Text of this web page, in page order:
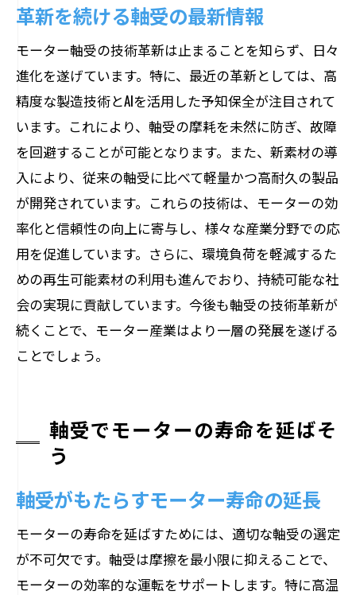
革新を続ける軸受の最新情報
モーター軸受の技術革新は止まることを知らず、日々
進化を遂げています。特に、最近の革新としては、高
精度な製造技術とAIを活用した予知保全が注目されて
います。これにより、軸受の摩耗を未然に防ぎ、故障
を回避することが可能となります。また、新素材の導
入により、従来の軸受に比べて軽量かつ高耐久の製品
が開発されています。これらの技術は、モーターの効
率化と信頼性の向上に寄与し、様々な産業分野での応
用を促進しています。さらに、環境負荷を軽減するた
めの再生可能素材の利用も進んでおり、持続可能な社
会の実現に貢献しています。今後も軸受の技術革新が
続くことで、モーター産業はより一層の発展を遂げる
ことでしょう。
軸受でモーターの寿命を延ばそ
う
軸受がもたらすモーター寿命の延長
モーターの寿命を延ばすためには、適切な軸受の選定
が不可欠です。軸受は摩擦を最小限に抑えることで、
モーターの効率的な運転をサポートします。特に高温